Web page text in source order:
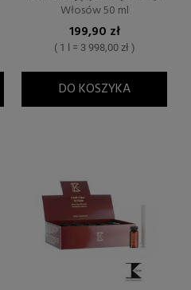
Włosów 50 ml
199,90 zł
( 1 l = 3 998,00 zł )
DO KOSZYKA